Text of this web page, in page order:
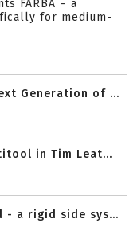
FARBA – a
for medium-
Generation of ...
in Tim Leat...
- a rigid side sys...